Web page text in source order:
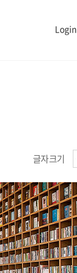
Login
글자크기